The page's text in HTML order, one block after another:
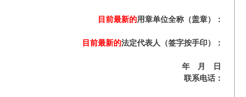
目前最新的用章单位全称（盖章）：
目前最新的法定代表人（签字按手印）：
年 月 日
联系电话：